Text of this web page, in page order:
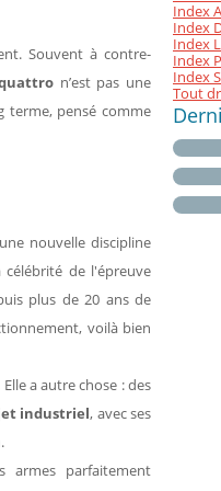
Souvent à contre-
n’est pas une
terme, pensé comme
nouvelle discipline
célébrité de l'épreuve
plus de 20 ans de
voilà bien
a autre chose : des
industriel, avec ses
armes parfaitement
Index
Index
Index
Index
Index
Tout